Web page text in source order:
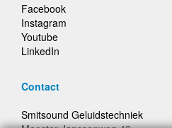
Facebook
Instagram
Youtube
LinkedIn
Contact
Smitsound Geluidstechniek